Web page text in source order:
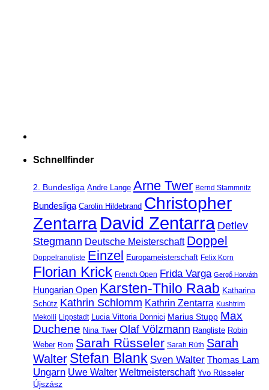
Schnellfinder
2. Bundesliga Andre Lange Arne Twer Bernd Stammnitz
Bundesliga Carolin Hildebrand Christopher
ZentarraDavid Zentarra Detlev
Stegmann Deutsche Meisterschaft Doppel
Doppelrangliste Einzel Europameisterschaft Felix Korn
Florian Krick French Open Frida Varga Gergő Horváth
Hungarian Open Karsten-Thilo Raab Katharina
Schütz Kathrin Schlomm Kathrin Zentarra Kushtrim
Mekolli Lippstadt Lucia Vittoria Donnici Marius Stupp Max
Duchene Nina Twer Olaf Völzmann Rangliste Robin
Weber Rom Sarah Rüsseler Sarah Rüth Sarah
Walter Stefan Blank Sven Walter Thomas Lam
Ungarn Uwe Walter Weltmeisterschaft Yvo Rüsseler
Újszász